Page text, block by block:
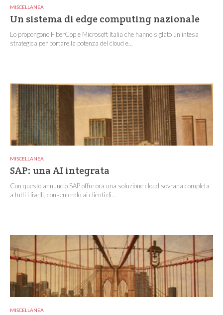
MISCELLANEA
Un sistema di edge computing nazionale
Lo propongono FiberCop e Microsoft Italia che hanno siglato un’intesa
strategica per portare la potenza del cloud e...
MISCELLANEA
SAP: una AI integrata
Con questo annuncio SAP offre ora una soluzione cloud sovrana completa
a tutti i livelli, consentendo ai clienti di...
MISCELLANEA